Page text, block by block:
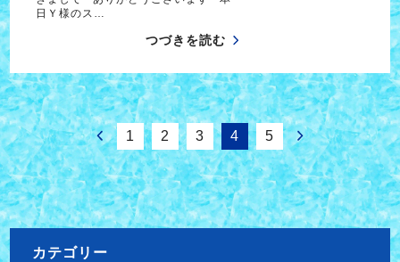
日Ｙ様のス…
つづきを読む
1 2 3 4 5
カテゴリー